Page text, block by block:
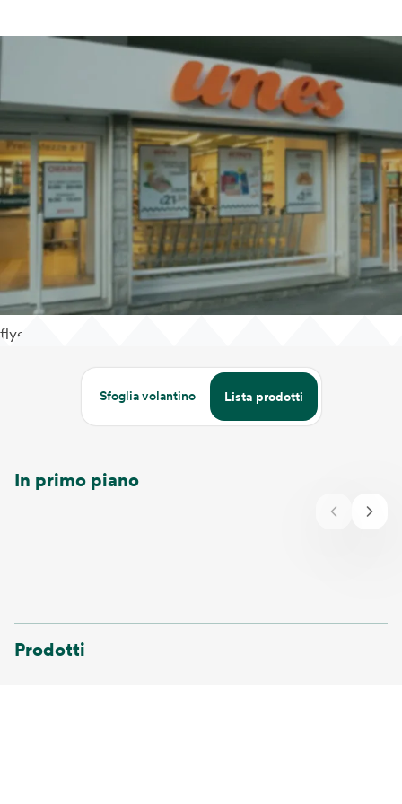
flyer
Sfoglia volantino Lista prodotti
In primo piano
Prodotti